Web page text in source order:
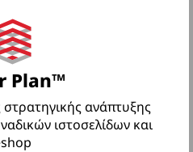
Plan™
ανάπτυξης
ιστοσελίδων και